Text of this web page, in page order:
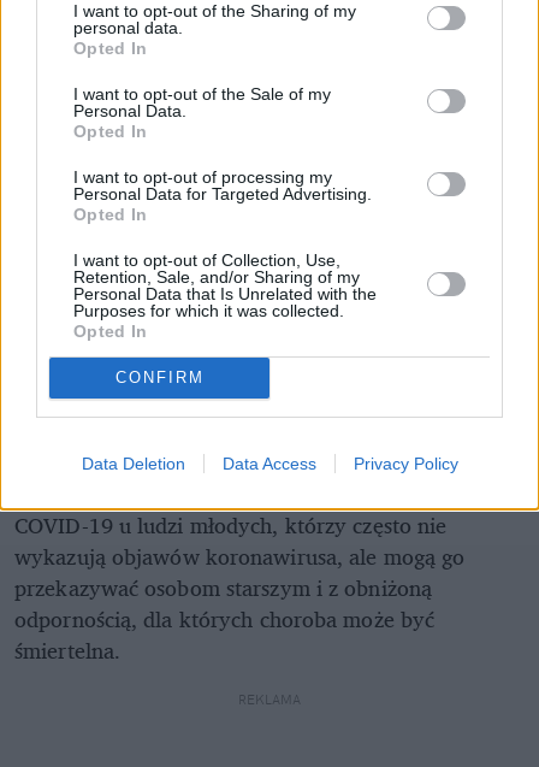
I want to opt-out of the Sharing of my
personal data.
Opted In
I want to opt-out of the Sale of my
Personal Data.
Opted In
I want to opt-out of processing my
Personal Data for Targeted Advertising.
Opted In
I want to opt-out of Collection, Use,
Retention, Sale, and/or Sharing of my
Personal Data that Is Unrelated with the
Purposes for which it was collected.
Opted In
CONFIRM
Data Deletion Data Access Privacy Policy
Czytaj także:Niemcy pokazują, jak walczyć z
koronawirusem. Testy mają nawet w wersji drive-
Wszystko wskazuje na to, iż nie jest to przypadek,
gdyż podobnie sytuacja ma sięw Korei
Południowej
upowszechnienie testów. Dzięki temu udało się
wychwycić 8086 zakażonych, ale walkę z chorobą
Eksperci wskazują, iżpodejście niemieckiei
COVID-19 u ludzi młodych, którzy często nie
wykazują objawów koronawirusa, ale mogą go
przekazywać osobom starszym i z obniżoną
odpornością, dla których choroba może być
śmiertelna.
REKLAMA